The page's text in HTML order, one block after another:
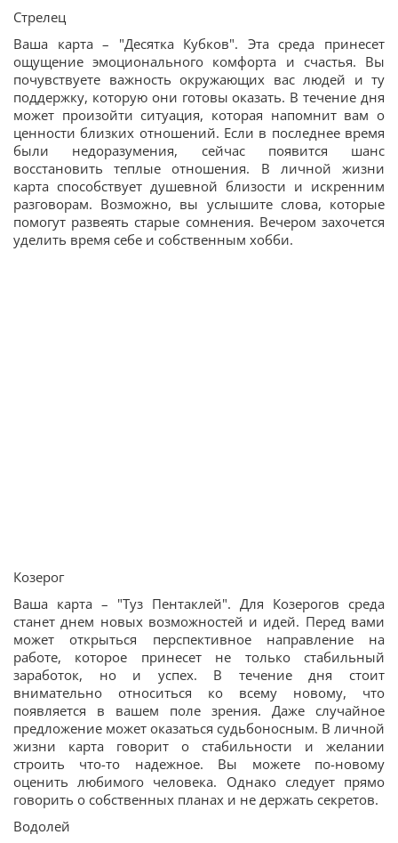
Стрелец
Ваша карта – "Десятка Кубков". Эта среда принесет
ощущение эмоционального комфорта и счастья. Вы
почувствуете важность окружающих вас людей и ту
поддержку, которую они готовы оказать. В течение дня
может произойти ситуация, которая напомнит вам о
ценности близких отношений. Если в последнее время
были недоразумения, сейчас появится шанс
восстановить теплые отношения. В личной жизни
карта способствует душевной близости и искренним
разговорам. Возможно, вы услышите слова, которые
помогут развеять старые сомнения. Вечером захочется
уделить время себе и собственным хобби.
Козерог
Ваша карта – "Туз Пентаклей". Для Козерогов среда
станет днем новых возможностей и идей. Перед вами
может открыться перспективное направление на
работе, которое принесет не только стабильный
заработок, но и успех. В течение дня стоит
внимательно относиться ко всему новому, что
появляется в вашем поле зрения. Даже случайное
предложение может оказаться судьбоносным. В личной
жизни карта говорит о стабильности и желании
строить что-то надежное. Вы можете по-новому
оценить любимого человека. Однако следует прямо
говорить о собственных планах и не держать секретов.
Водолей